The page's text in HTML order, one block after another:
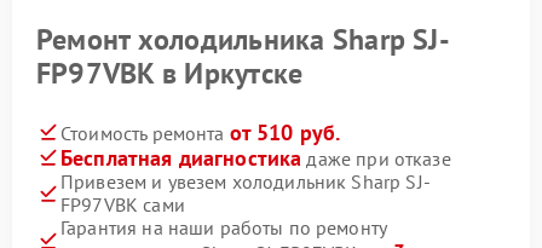
Ремонт холодильника Sharp SJ-
FP97VBK в Иркутске
Стоимость ремонта от 510 руб.
Бесплатная диагностика даже при отказе
Привезем и увезем холодильник Sharp SJ-
FP97VBK сами
Гарантия на наши работы по ремонту